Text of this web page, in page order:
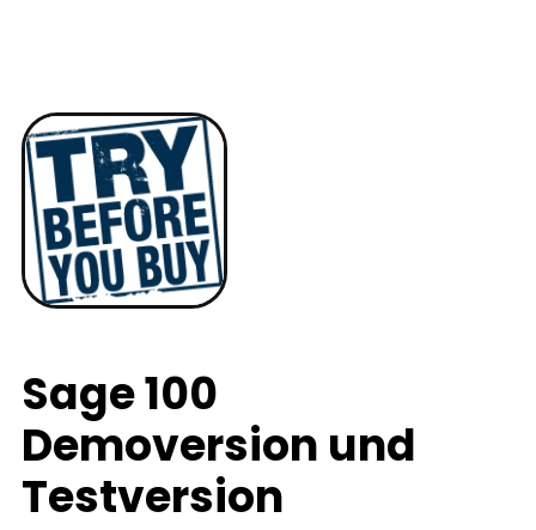
Sage 100
Demoversion und
Testversion